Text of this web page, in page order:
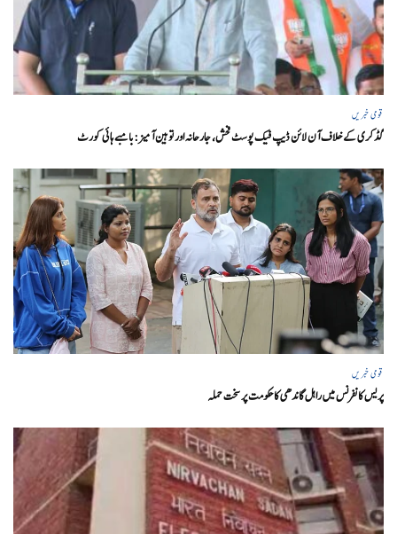
قومی خبریں
گڈکری کے خلاف آن لائن ڈیپ فیک پوسٹ فحش، جارحانہ اور توہین آمیز:بامبے ہائی کورٹ
قومی خبریں
پریس کانفرنس میں راہل گاندھی کا حکومت پر سخت حملہ